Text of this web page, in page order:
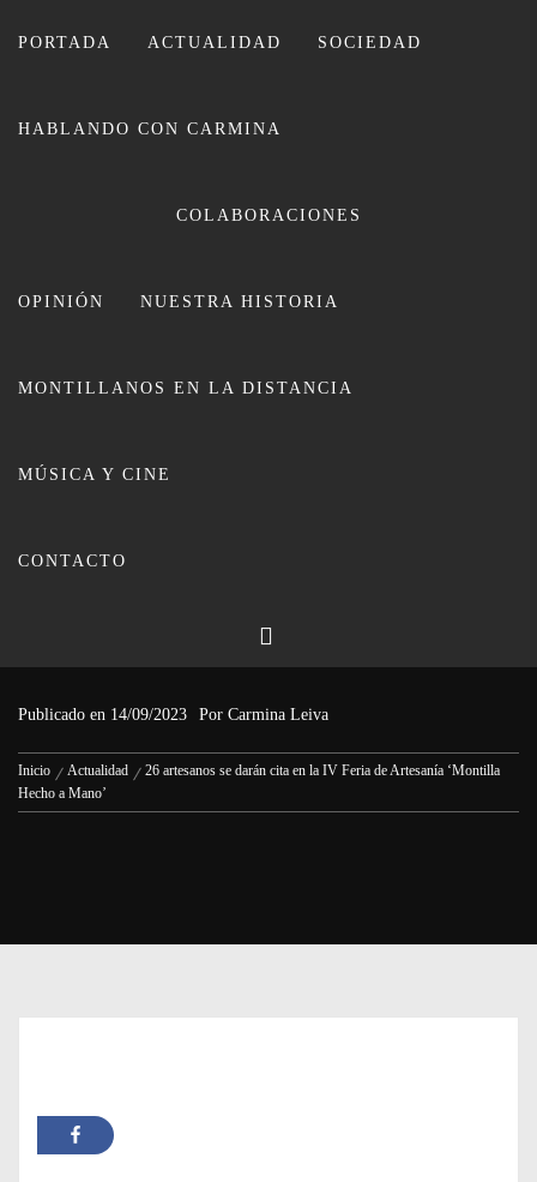
PORTADA ACTUALIDAD SOCIEDAD
HABLANDO CON CARMINA
COLABORACIONES
OPINIÓN NUESTRA HISTORIA
MONTILLANOS EN LA DISTANCIA
MÚSICA Y CINE
CONTACTO
Publicado en 14/09/2023 Por Carmina Leiva
Inicio Actualidad
26 artesanos se darán cita en la IV Feria de Artesanía ‘Montilla
Hecho a Mano’